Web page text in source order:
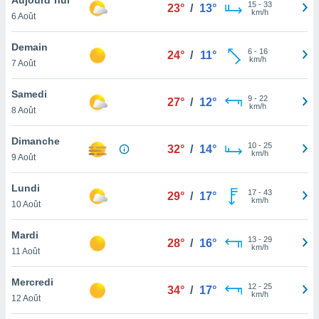
et
»,
au
vous
qu'ils
ou
le
ainsi
un
la
du
6 Août
23° / 13° 15- 33
km/h
Demain
7 Août
24° / 11° 6- 16
km/h
Samedi
8 Août
27° / 12° 9- 22
km/h
Dimanche
9 Août
32° / 14° 10- 25
km/h
Lundi
10 Août
29° / 17° 17- 43
km/h
Mardi
11 Août
28° / 16° 13- 29
km/h
Mercredi
12 Août
34° / 17° 12- 25
km/h